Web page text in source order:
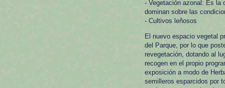
- Vegetación azonal: Es la
dominan sobre las
- Cultivos leñosos
El nuevo espacio vegetal
del Parque, por lo que
revegetación, dotando al
recogen en el propio
exposición a modo de
semilleros esparcidos por